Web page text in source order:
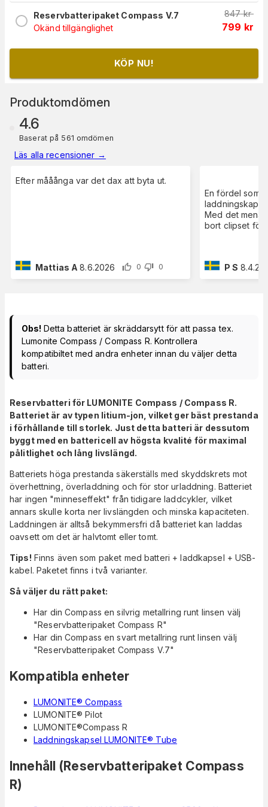
Reservbatteripaket Compass V.7
Okänd tillgänglighet
847 kr
799 kr
KÖP NU!
Produktomdömen
4.6
Baserat på 561 omdömen
Läs alla recensioner →
Efter mååånga var det dax att byta ut.
Mattias A 8.6.2026 0 0
En fördel som
Med det
bort clipset för
P S
Obs! Detta batteriet är skräddarsytt för att passa tex.
Lumonite Compass / Compass R. Kontrollera
kompatibiltet med andra enheter innan du väljer detta
batteri.
Reservbatteri för LUMONITE Compass / Compass R.
Batteriet är av typen litium-jon, vilket ger bäst prestanda
i förhållande till storlek. Just detta batteri är dessutom
byggt med en battericell av högsta kvalité för maximal
pålitlighet och lång livslängd.
Batteriets höga prestanda säkerställs med skyddskrets mot
överhettning, överladdning och för stor urladdning. Batteriet
har ingen "minneseffekt" från tidigare laddcykler, vilket
annars skulle korta ner livslängden och minska kapaciteten.
Laddningen är alltså bekymmersfri då batteriet kan laddas
oavsett om det är halvtomt eller tomt.
Tips! Finns även som paket med batteri + laddkapsel + USB-
kabel. Paketet finns i två varianter.
Så väljer du rätt paket:
Har din Compass en silvrig metallring runt linsen välj
"Reservbatteripaket Compass R"
Har din Compass en svart metallring runt linsen välj
"Reservbatteripaket Compass V.7"
Kompatibla enheter
LUMONITE® Compass
LUMONITE® Pilot
LUMONITE®Compass R
Laddningskapsel LUMONITE® Tube
Innehåll (Reservbatteripaket Compass
R)